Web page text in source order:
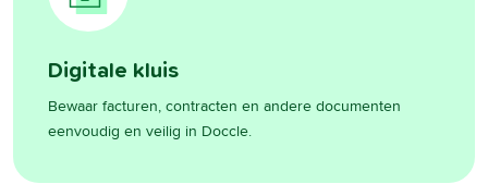
Digitale kluis
Bewaar facturen, contracten en andere documenten
eenvoudig en veilig in Doccle.